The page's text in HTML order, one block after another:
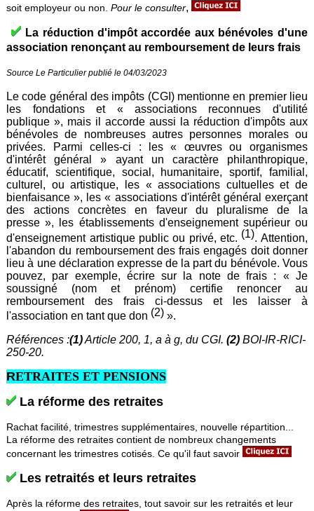
soit employeur ou non.Pour le consulter,
La réduction d'impôt accordée aux bénévoles d'une
association renonçant au remboursement de leurs frais
Source Le Particulier publié le 04/03/2023
Le code général des impôts (CGI) mentionne en premier lieu
les fondations et « associations reconnues d'utilité
publique », mais il accorde aussi la réduction d'impôts aux
bénévoles de nombreuses autres personnes morales ou
privées. Parmi celles-ci : les « œuvres ou organismes
d'intérêt général » ayant un caractère philanthropique,
éducatif, scientifique, social, humanitaire, sportif, familial,
culturel, ou artistique, les « associations cultuelles et de
bienfaisance », les « associations d'intérêt général exerçant
des actions concrètes en faveur du pluralisme de la
presse », les établissements d'enseignement supérieur ou
d'enseignement artistique public ou privé, etc. (1). Attention,
l'abandon du remboursement des frais engagés doit donner
lieu à une déclaration expresse de la part du bénévole. Vous
pouvez, par exemple, écrire sur la note de frais : « Je
soussigné (nom et prénom) certifie renoncer au
remboursement des frais ci-dessus et les laisser à
l'association en tant que don (2) ».
Références :(1)Article 200, 1, a à g, du CGI.(2) BOI-IR-RICI-
250-20.
RETRAITES ET PENSIONS
La réforme des retraites
Rachat facilité, trimestres supplémentaires, nouvelle répartition...
La réforme des retraites contient de nombreux changements
concernant les trimestres cotisés.Ce qu'il faut savoir
Les retraités et leurs retraites
Après la réforme des retraites, tout savoir sur les retraités et leur